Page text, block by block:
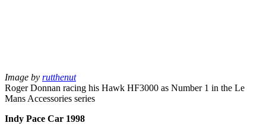
Image by rutthenut
Roger Donnan racing his Hawk HF3000 as Number 1 in the Le
Mans Accessories series
Indy Pace Car 1998